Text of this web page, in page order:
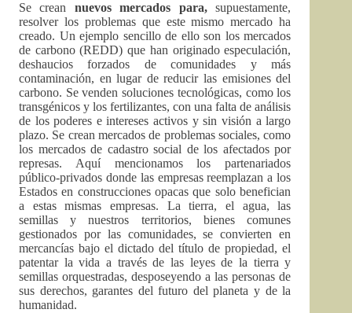
Se crean nuevos mercados para,supuestamente,
resolver los problemas que este mismo mercado ha
creado. Un ejemplo sencillo de ello son los mercados
de carbono (REDD) que han originado especulación,
deshaucios forzados de comunidades y más
contaminación, en lugar de reducir las emisiones del
carbono. Se venden soluciones tecnológicas, como los
transgénicos y los fertilizantes, con una falta de análisis
de los poderes e intereses activos y sin visión a largo
plazo. Se crean mercados de problemas sociales, como
los mercados de cadastro social de los afectados por
represas. Aquí mencionamos los partenariados
público-privados donde las empresas reemplazan a los
Estados en construcciones opacas que solo benefician
a estas mismas empresas. La tierra, el agua, las
semillas y nuestros territorios, bienes comunes
gestionados por las comunidades, se convierten en
mercancías bajo el dictado del título de propiedad, el
patentar la vida a través de las leyes de la tierra y
semillas orquestradas, desposeyendo a las personas de
sus derechos, garantes del futuro del planeta y de la
humanidad.